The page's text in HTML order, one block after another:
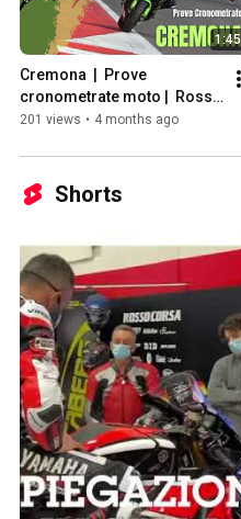
1:45
Cremona  |  Prove
cronometrate moto |  Rosso
Corsa
201 views • 4 months ago
Shorts